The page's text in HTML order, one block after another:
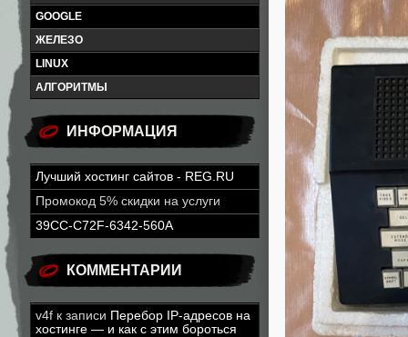
GOOGLE
ЖЕЛЕЗО
LINUX
АЛГОРИТМЫ
ИНФОРМАЦИЯ
Лучший хостинг сайтов - REG.RU
Промокод 5% скидки на услуги
39CC-C72F-6342-560A
КОММЕНТАРИИ
v4f к записи Перебор IP-адресов на
хостинге — и как с этим бороться